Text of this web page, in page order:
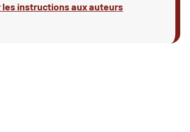
les instructions aux auteurs